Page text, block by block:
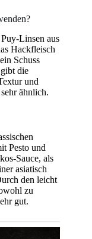
Linsen aus
Hackfleisch
Schuss
die
und
ähnlich.
Pesto und
Sauce, als
asiatisch
den leicht
zu
gut.